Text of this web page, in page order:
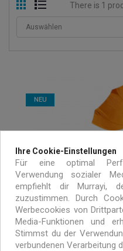
There is 1
Auswählen
NEU
Ihre Cookie-Einstellungen
Für eine optimal
Verwendung sozialer
empfiehlt dir Murrayi,
zuzustimmen. Durch
Werbecookies von
Media-Funktionen und
Stimmst du der
verbundenen Verarbeitung